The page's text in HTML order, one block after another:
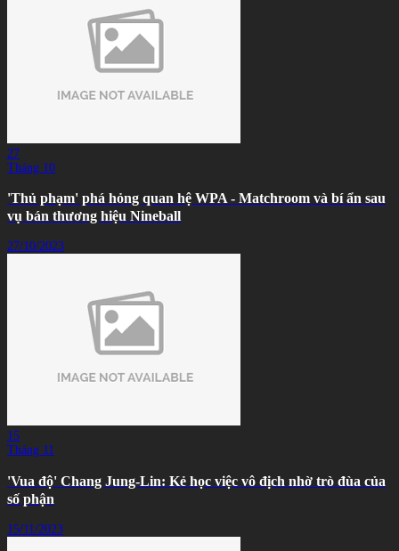
27
Tháng 10
'Thủ phạm' phá hỏng quan hệ WPA - Matchroom và bí ẩn sau
vụ bán thương hiệu Nineball
27/10/2023
15
Tháng 11
'Vua độ' Chang Jung-Lin: Kẻ học việc vô địch nhờ trò đùa của
số phận
15/11/2023